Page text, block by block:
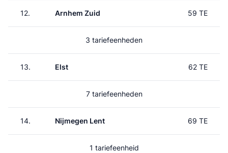
12. Arnhem Zuid 59 TE
3 tariefeenheden
13. Elst 62 TE
7 tariefeenheden
14. Nijmegen Lent 69 TE
1 tariefeenheid